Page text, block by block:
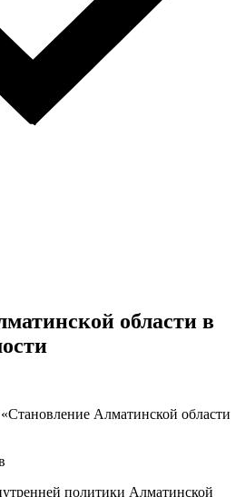
области в
Алматинской области
политики Алматинской